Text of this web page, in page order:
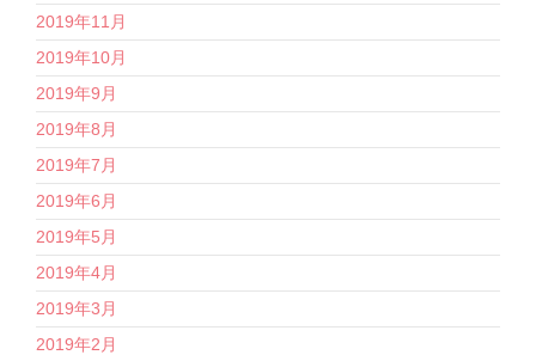
2019年11月
2019年10月
2019年9月
2019年8月
2019年7月
2019年6月
2019年5月
2019年4月
2019年3月
2019年2月